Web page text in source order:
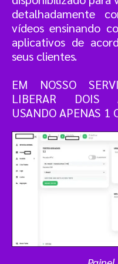
detalhadamente
vídeos ensinando
aplicativos de
seus clientes.
EM NOSSO
LIBERAR DOIS
USANDO APENAS 1